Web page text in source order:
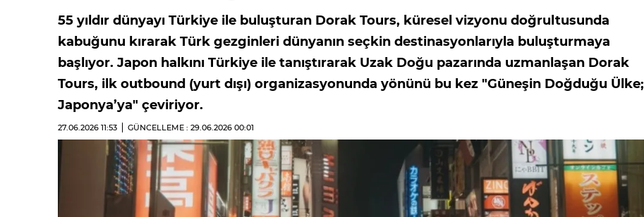
55 yıldır dünyayı Türkiye ile buluşturan Dorak Tours, küresel vizyonu doğrultusunda
kabuğunu kırarak Türk gezginleri dünyanın seçkin destinasyonlarıyla buluşturmaya
başlıyor. Japon halkını Türkiye ile tanıştırarak Uzak Doğu pazarında uzmanlaşan Dorak
Tours, ilk outbound (yurt dışı) organizasyonunda yönünü bu kez "Güneşin Doğduğu Ülke;
Japonya’ya" çeviriyor.
27.06.2026 11:53 GÜNCELLEME : 29.06.2026 00:01